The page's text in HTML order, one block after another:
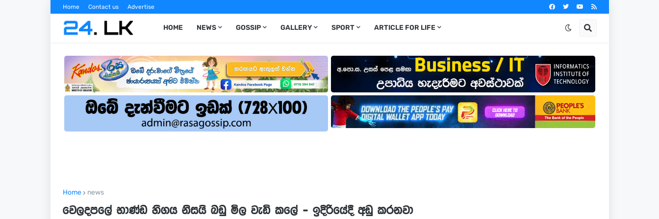
Home Contact us Advertise
HOME NEWS GOSSIP GALLERY SPORT ARTICLE FOR LIFE
Home news
වෙලදපලේ භාණ්ඩ හිගය නිසයි බඩු මිල වැඩි කලේ - ඉදිරියේදී අඩු කරනවා